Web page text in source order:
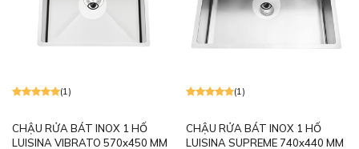
(1)
CHẬU RỬA BÁT INOX 1 HỐ
LUISINA VIBRATO 570x450 MM
(1)
CHẬU RỬA BÁT INOX 1 HỐ
LUISINA SUPREME 740x440 MM